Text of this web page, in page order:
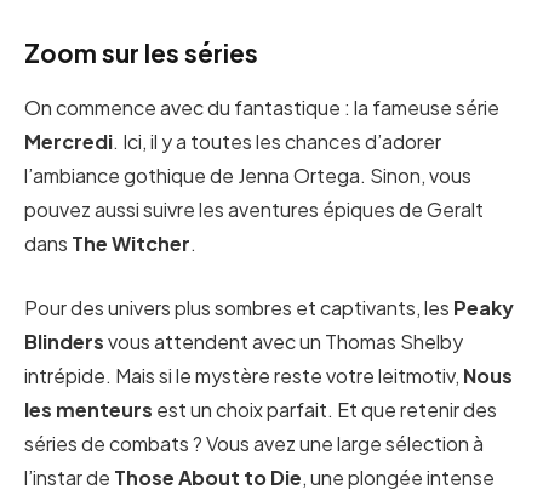
Zoom sur les séries
On commence avec du fantastique : la fameuse série
Mercredi. Ici, il y a toutes les chances d’adorer
l’ambiance gothique de Jenna Ortega. Sinon, vous
pouvez aussi suivre les aventures épiques de Geralt
dans The Witcher.
Pour des univers plus sombres et captivants, les Peaky
Blindersvous attendent avec un Thomas Shelby
intrépide. Mais si le mystère reste votre leitmotiv, Nous
les menteurs est un choix parfait. Et que retenir des
séries de combats ? Vous avez une large sélection à
l’instar de Those About to Die, une plongée intense